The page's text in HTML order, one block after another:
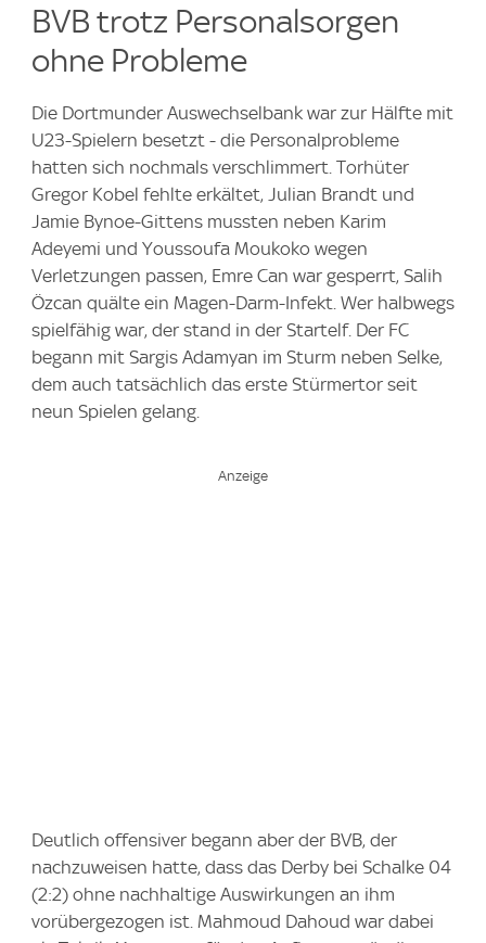
BVB trotz Personalsorgen
ohne Probleme
Die Dortmunder Auswechselbank war zur Hälfte mit
U23-Spielern besetzt - die Personalprobleme
hatten sich nochmals verschlimmert. Torhüter
Gregor Kobel fehlte erkältet, Julian Brandt und
Jamie Bynoe-Gittens mussten neben Karim
Adeyemi und Youssoufa Moukoko wegen
Verletzungen passen, Emre Can war gesperrt, Salih
Özcan quälte ein Magen-Darm-Infekt. Wer halbwegs
spielfähig war, der stand in der Startelf. Der FC
begann mit Sargis Adamyan im Sturm neben Selke,
dem auch tatsächlich das erste Stürmertor seit
neun Spielen gelang.
Deutlich offensiver begann aber der BVB, der
nachzuweisen hatte, dass das Derby bei Schalke 04
(2:2) ohne nachhaltige Auswirkungen an ihm
vorübergezogen ist. Mahmoud Dahoud war dabei